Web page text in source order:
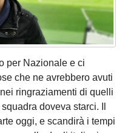
per Nazionale e ci
che ne avrebbero avuti
ringraziamenti di quelli
doveva starci. Il
oggi, e scandirà i tempi